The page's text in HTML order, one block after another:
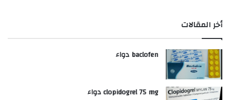
أخر المقالات
baclofen دواء
clopidogrel 75 mg دواء